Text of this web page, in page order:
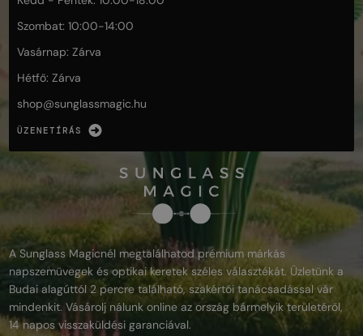
Szombat: 10:00-14:00
Vasárnap: Zárva
Hétfő: Zárva
shop@sunglassmagic.hu
ÜZENETÍRÁS
A Sunglass Magicnél megtalálhatod prémium márkás
napszemüvegek és optikai keretek széles választékát. Üzletünk a
Budai alagúttól 2 percre található, szakértői tanácsadással vár
mindenkit. Vásárolj nálunk online az ország bármelyik területéről,
14 napos visszaküldési garanciával.